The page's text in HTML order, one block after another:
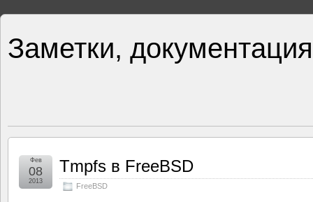
Заметки,
Tmpfs в FreeBSD
FreeBSD
Фев
08
2013